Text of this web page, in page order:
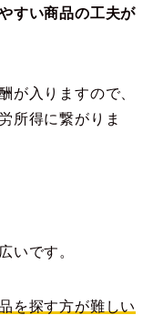
すい商品の工夫が
が入りますので、
所得に繋がりま
いです。
を探す方が難しい